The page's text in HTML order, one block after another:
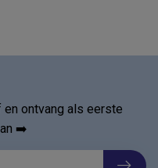
ontvang als eerste
➡️